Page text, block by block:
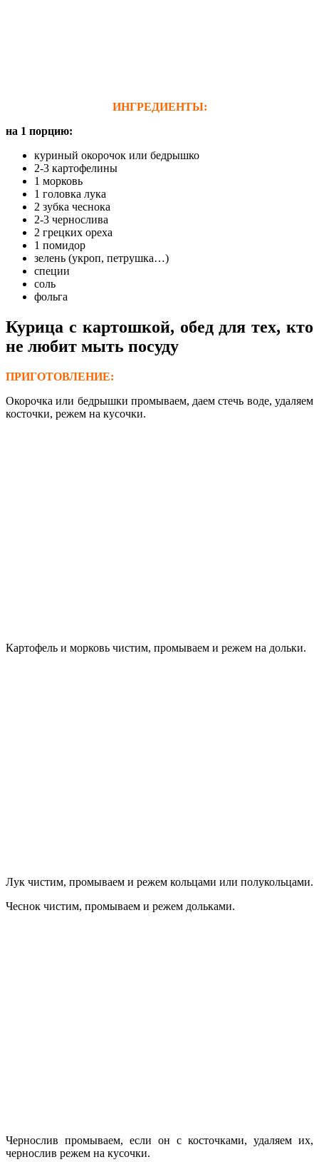
ИНГРЕДИЕНТЫ:
на 1 порцию:
куриный окорочок или бедрышко
2-3 картофелины
1 морковь
1 головка лука
2 зубка чеснока
2-3 чернослива
2 грецких ореха
1 помидор
зелень (укроп, петрушка…)
специи
соль
фольга
Курица с картошкой, обед для тех, кто
не любит мыть посуду
ПРИГОТОВЛЕНИЕ:
Окорочка или бедрышки промываем, даем стечь воде, удаляем
косточки, режем на кусочки.
Картофель и морковь чистим, промываем и режем на дольки.
Лук чистим, промываем и режем кольцами или полукольцами.
Чеснок чистим, промываем и режем дольками.
Чернослив промываем, если он с косточками, удаляем их,
чернослив режем на кусочки.